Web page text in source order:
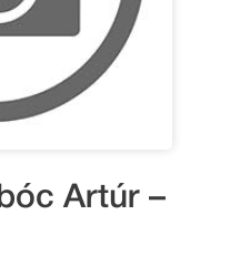
Artúr –